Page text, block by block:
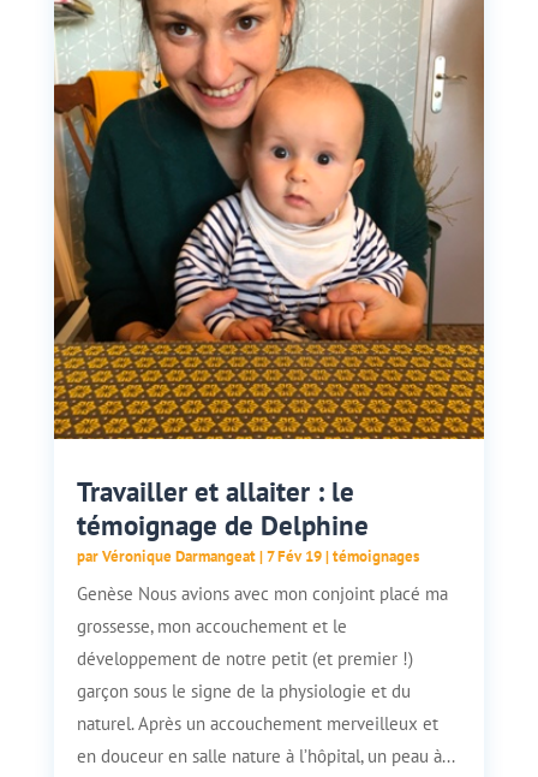
Travailler et allaiter : le
témoignage de Delphine
parVéronique Darmangeat|7 Fév 19|témoignages
Genèse Nous avions avec mon conjoint placé ma
grossesse, mon accouchement et le
développement de notre petit (et premier !)
garçon sous le signe de la physiologie et du
naturel. Après un accouchement merveilleux et
en douceur en salle nature à l’hôpital, un peau à...